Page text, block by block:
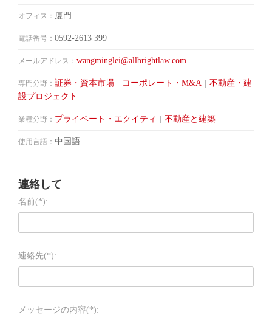
オフィス： 厦門
電話番号： 0592-2613 399
メールアドレス： wangminglei@allbrightlaw.com
専門分野： 証券・資本市場 コーポレート・M&A
不動産・建
設プロジェクト
業種分野： プライベート・エクイティ 不動産と建築
使用言語： 中国語
連絡して
名前(*):
連絡先(*):
メッセージの内容(*):